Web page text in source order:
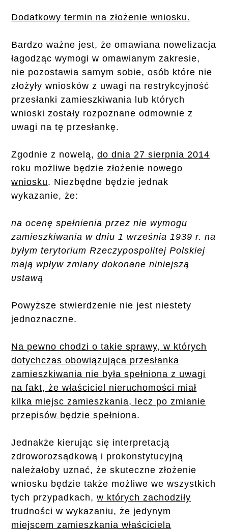
Dodatkowy termin na złożenie wniosku.
Bardzo ważne jest, że omawiana nowelizacja
łagodząc wymogi w omawianym zakresie,
nie pozostawia samym sobie, osób które nie
złożyły wniosków z uwagi na restrykcyjność
przesłanki zamieszkiwania lub których
wnioski zostały rozpoznane odmownie z
uwagi na tę przesłankę.
Zgodnie z nowelą,do dnia 27 sierpnia 2014
roku możliwe będzie złożenie nowego
wniosku. Niezbędne będzie jednak
wykazanie, że:
na ocenę spełnienia przez nie wymogu
zamieszkiwania w dniu 1 września 1939 r. na
byłym terytorium Rzeczypospolitej Polskiej
mają wpływ zmiany dokonane niniejszą
ustawą
Powyższe stwierdzenie nie jest niestety
jednoznaczne.
Na pewno chodzi o takie sprawy, w których
dotychczas obowiązująca przesłanka
zamieszkiwania nie była spełniona z uwagi
na fakt, że właściciel nieruchomości miał
kilka miejsc zamieszkania, lecz po zmianie
przepisów będzie spełniona.
Jednakże kierując się interpretacją
zdroworozsądkową i prokonstytucyjną
należałoby uznać, że skuteczne złożenie
wniosku będzie także możliwe we wszystkich
tych przypadkach,w którychzachodziły
trudności w wykazaniu, że jedynym
miejscem zamieszkania właściciela